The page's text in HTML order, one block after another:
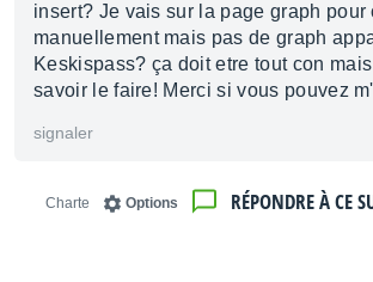
insert? Je vais sur la page graph pour
manuellement mais pas de graph
Keskispass? ça doit etre tout con
savoir le faire! Merci si vous pouvez
signaler
RÉPONDRE À CE
Options
Charte